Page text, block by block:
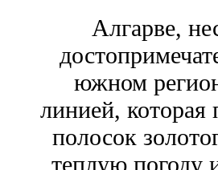
Алгарве,
южном
линией, которая
полосок
теплую погоду